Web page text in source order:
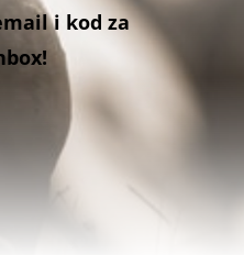
i kod za